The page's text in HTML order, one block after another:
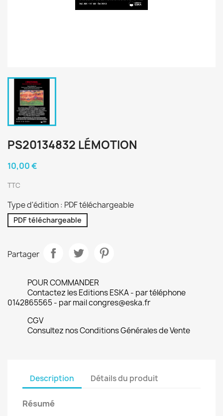
PS20134832 LÉMOTION
10,00 €
TTC
Type d'édition : PDF téléchargeable
PDF téléchargeable
Partager
POUR COMMANDER
Contactez les Editions ESKA - par téléphone
0142865565 - par mail congres@eska.fr
CGV
Consultez nos Conditions Générales de Vente
Description Détails du produit
Résumé